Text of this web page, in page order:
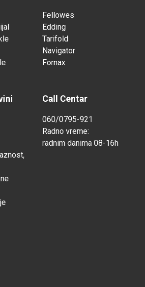
Fellowes
Edding
Tarifold
Navigator
Fornax
Call Centar
060/0795-921
Radno vreme:
radnim danima 08-16h